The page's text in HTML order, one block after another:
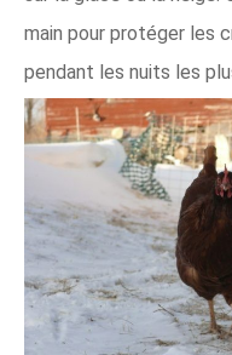
main pour protéger les
pendant les nuits les